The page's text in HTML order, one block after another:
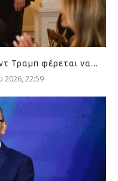
Τραμπ φέρεται να...
22:59